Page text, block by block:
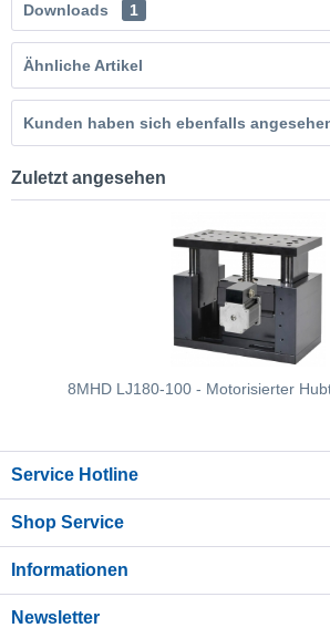
Downloads 1
Ähnliche Artikel
Kunden haben sich ebenfalls
Zuletzt angesehen
8MHD LJ180-100 - Motorisierter
Service Hotline
Shop Service
Informationen
Newsletter